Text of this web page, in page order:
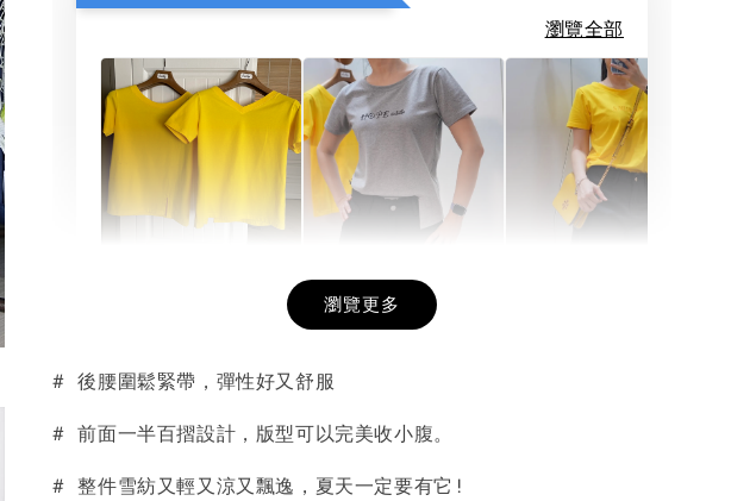
瀏覽全部
NT$ 190
NT$ 450
- +
希望相隨雙面T
NT$ 190
NT$ 450
瀏覽更多
# 後腰圍鬆緊帶，彈性好又舒服
# 前面一半百摺設計，版型可以完美收小腹。
# 整件雪紡又輕又涼又飄逸，夏天一定要有它!